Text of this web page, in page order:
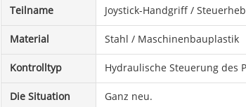
Teilname Joystick-Handgriff /
Material Stahl / Maschinenbauplastik
Kontrolltyp Hydraulische Steuerung des
Die Situation Ganz neu.